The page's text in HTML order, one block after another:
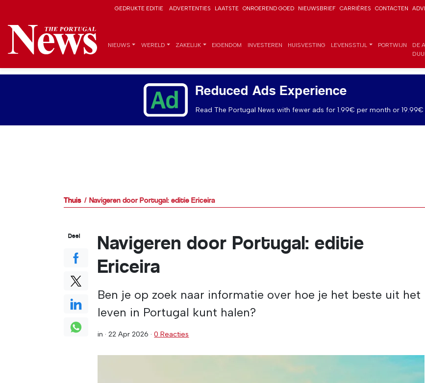
GEDRUKTE EDITIE ADVERTENTIES LAATSTE ONROEREND GOED NIEUWSBRIEF CARRIÈRES CONTACTEN
NIEUWS WERELD ZAKELIJK EIGENDOM INVESTEREN HUISVESTING LEVENSSTIJL PORTWIJN
DE
Reduced Ads Experience
Read The Portugal News with fewer ads for 1.99€ per month or 19.99€
Thuis Navigeren door Portugal: editie Ericeira
Navigeren door Portugal: editie
Ericeira
Ben je op zoek naar informatie over hoe je het beste uit het
leven in Portugal kunt halen?
in ·22 Apr 2026 ·0 Reacties
Deel